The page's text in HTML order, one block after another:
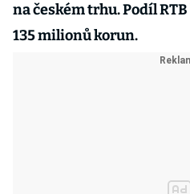
na českém trhu. Podíl
135 milionů korun.